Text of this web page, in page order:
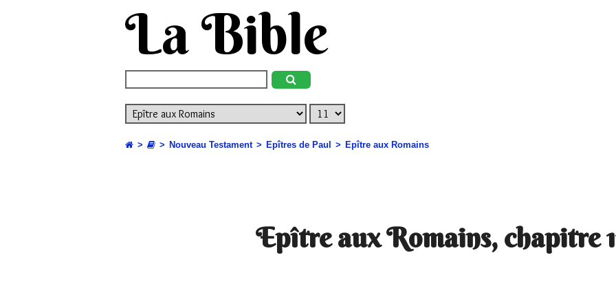
La Bible
Nouveau Testament Epîtres de Paul Epître aux Romains
Epître aux Romains, chapitre